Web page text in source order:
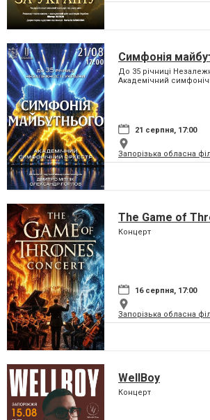
Симфонія
До 35 річниці
Академічний
21 серпня, 17:00
Запорізька обласна
The Game of
Концерт
16 серпня, 17:00
Запорізька обласна
WellBoy
Концерт